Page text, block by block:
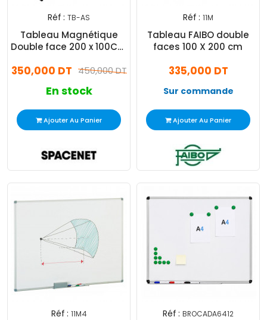
Réf : TB-AS
Tableau Magnétique
Double face 200 x 100Cm
450,000 DT
350,000 DT
En stock
Ajouter Au Panier
Réf : 11M
Tableau FAIBO double
faces 100 X 200 cm
335,000 DT
Sur commande
Ajouter Au Panier
Réf : 11M4 Réf : BROCADA6412